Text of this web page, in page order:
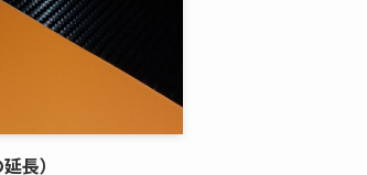
長）